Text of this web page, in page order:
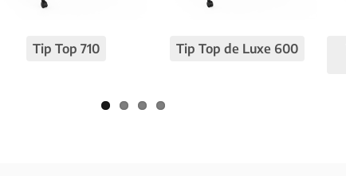
Tip Top 710 Tip Top de Luxe 600